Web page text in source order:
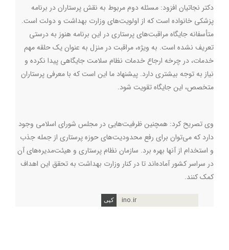
دکتر نجاتیان افزود: مسئله دوم مربوط به نقش پرستاران در برنامه
پزشکی خانواده است که از اولویت‌های وزارت بهداشت و دولت است.
متأسفانه جایگاه مراقبت‌های پرستاری در این برنامه هنوز به درستی
تعریف نشده است. به ویژه، مراقبت در منزل به عنوان یک حلقه مهم
خدمات، در چرخه ارجاع خدمات نظام سلامت جایگاهی پیدا نکرده و
نیاز به توجه بیشتری دارد. پیشنهاد ما این است که با معرفی پرستاران
متخصص، این جایگاه تقویت شود.
وی تصریح کرد: همچنین ظرفیت‌هایی در مجلس شورای اسلامی وجود
دارد که می‌توان برای رفع محدودیت‌های حوزه پرستاری از جمله جذب
و استخدام از آنها بهره برد. سازمان نظام پرستاری و هیئت‌مدیره‌های آن
در سراسر کشور آماده‌اند تا در کنار وزارت بهداشت به تحقق این اهداف
کمک کنند.
ino.ir